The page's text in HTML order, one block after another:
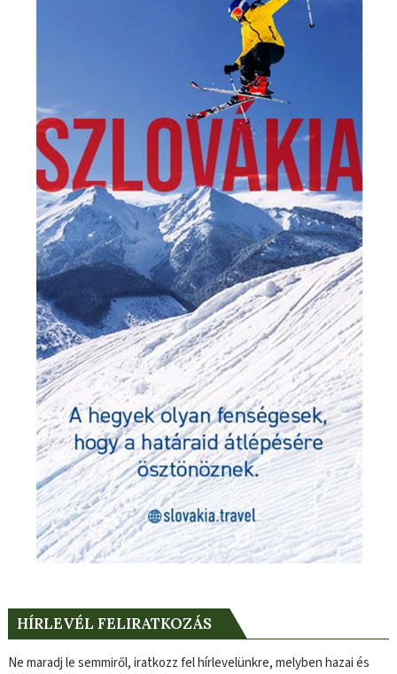
HÍRLEVÉL FELIRATKOZÁS
Ne maradj le semmiről, iratkozz fel hírlevelünkre, melyben hazai és